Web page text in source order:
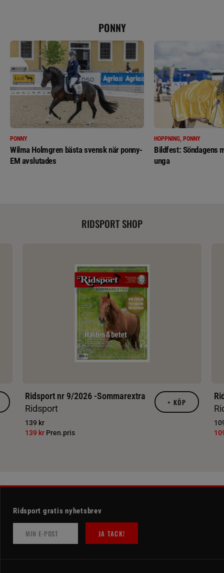
PONNY
PONNY
Wilma Holmgren bästa svensk när ponny-
EM avslutades
HOPPNING, PONNY
Bildfest: Söndagens
unga
RIDSPORT SHOP
Ridsport nr 9/2026 -Sommarextra
Ridsport
139 kr
139 kr Pren.pris
+ KÖP
Ridsport gratis nyhetsbrev
JA TACK!